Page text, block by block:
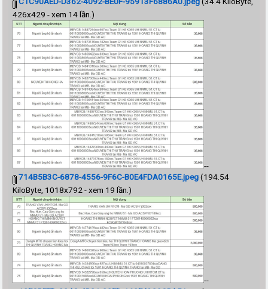
426x429 - xem 14 lần.)
--
714B5B3C-6878-4556-9F6C-B0E4FDA0165E.jpeg(194.54
KiloByte, 1018x792 - xem 19 lần.)
--